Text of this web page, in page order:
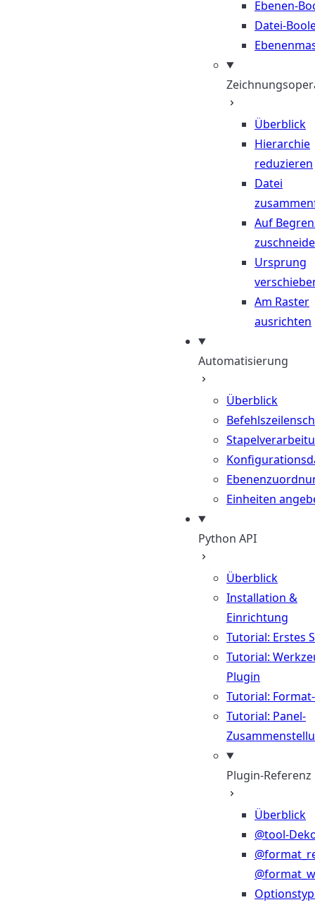
Ebenen-
Datei-
Überblick
Hierarchie
reduzieren
Datei
Auf
Ursprung
Am Raster
ausrichten
Automatisierung
Überblick
Einheiten
Python API
Überblick
Installation &
Einrichtung
Tutorial: Erstes
Tutorial:
Plugin
Tutorial:
Tutorial: Panel-
Plugin-Referenz
Überblick
@tool-